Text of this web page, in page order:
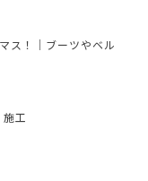
ス！｜ブーツやベル
工